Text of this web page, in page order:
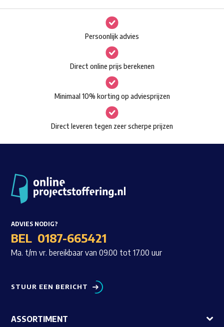
Waar ben je naar op zoek?
Deze
optie
kan
gekozen
worden
op
de
productpagina
Persoonlijk advies
Direct online prijs berekenen
Minimaal 10% korting op adviesprijzen
Direct leveren tegen zeer scherpe prijzen
ADVIES NODIG?
BEL 0187-665421
Ma. t/m vr. bereikbaar van 09.00 tot 17.00 uur
STUUR EEN BERICHT
ASSORTIMENT